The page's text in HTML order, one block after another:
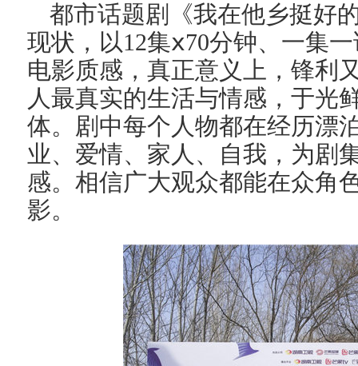
都市话题剧《我在他乡挺好
现状，以12集ⅹ70分钟、一集
电影质感，真正意义上，锋利
人最真实的生活与情感，于光
体。剧中每个人物都在经历漂
业、爱情、家人、自我，为剧
感。相信广大观众都能在众角
影。